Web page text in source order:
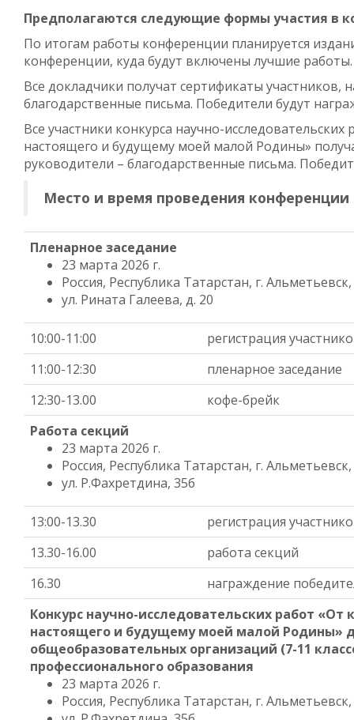
Предполагаются следующие формы участия в
По итогам работы конференции планируется
конференции, куда будут включены лучшие работы.
Все докладчики получат сертификаты участников,
благодарственные письма. Победители будут
Все участники конкурса научно-
настоящего и будущему моей малой Родины»
руководители – благодарственные письма.
Место и время проведения конференции
Пленарное заседание
23 марта 2026 г.
Россия, Республика Татарстан, г. Альметьевск,
ул. Рината Галеева, д. 20
10:00-11:00
регистрация
11:00-12:30
пленарное заседание
12:30-13.00
кофе-брейк
Работа секций
23 марта 2026 г.
Россия, Республика Татарстан, г. Альметьевск,
ул. Р.Фахретдина, 35б
13:00-13.30
регистрация
13.30-16.00
работа секций
16.30
награждение
Конкурс научно-исследовательских работ
настоящего и будущему моей малой Родины»
общеобразовательных организаций (7-11
профессионального образования
23 марта 2026 г.
Россия, Республика Татарстан, г. Альметьевск,